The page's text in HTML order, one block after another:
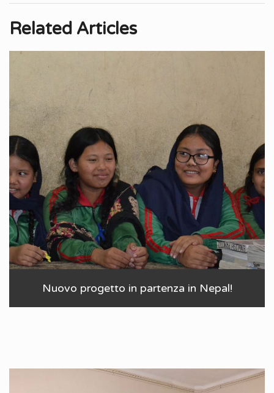
Related Articles
Nuovo progetto in partenza in Nepal!